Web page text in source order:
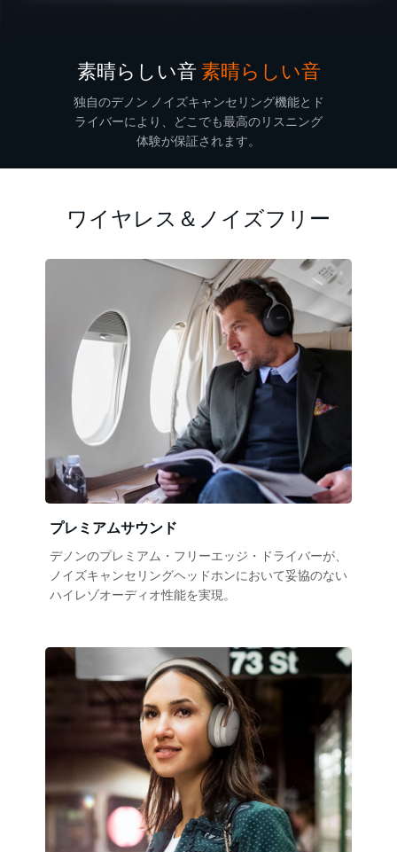
素晴らしい音 素晴らしい音
独自のデノン ノイズキャンセリング機能とド
ライバーにより、どこでも最高のリスニング
体験が保証されます。
ワイヤレス＆ノイズフリー
プレミアムサウンド
デノンのプレミアム・フリーエッジ・ドライバーが、
ノイズキャンセリングヘッドホンにおいて妥協のない
ハイレゾオーディオ性能を実現。